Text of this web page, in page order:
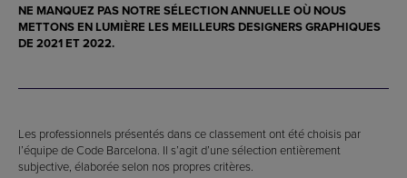
NE MANQUEZ PAS NOTRE SÉLECTION ANNUELLE OÙ NOUS
METTONS EN LUMIÈRE LES MEILLEURS DESIGNERS GRAPHIQUES
DE 2021 ET 2022.
Les professionnels présentés dans ce classement ont été choisis par
l’équipe de Code Barcelona. Il s’agit d’une sélection entièrement
subjective, élaborée selon nos propres critères.